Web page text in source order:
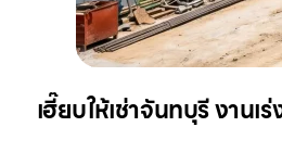
เฮี๊ยบให้เช่าจันทบุรี งาน